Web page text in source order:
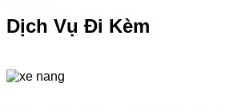
Dịch Vụ Đi Kèm